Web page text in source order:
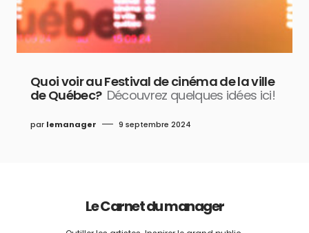
Quoi voir au Festival de cinéma de la ville
de Québec? Découvrez quelques idées ici!
par lemanager 9 septembre 2024
Le Carnet du manager